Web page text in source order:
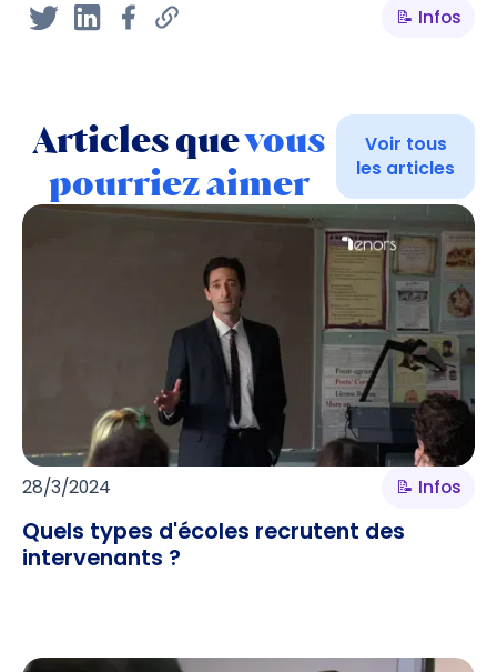
📝 Infos
Articles quevous
pourriez aimer
Voir tous
les articles
28/3/2024 📝 Infos
Quels types d'écoles recrutent des
intervenants ?